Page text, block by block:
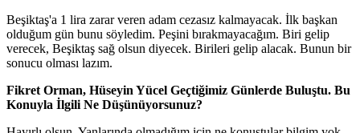
Beşiktaş'a 1 lira zarar veren adam cezasız kalmayacak. İlk başkan
olduğum gün bunu söyledim. Peşini bırakmayacağım. Biri gelip
verecek, Beşiktaş sağ olsun diyecek. Birileri gelip alacak. Bunun bir
sonucu olması lazım.
Fikret Orman, Hüseyin Yücel Geçtiğimiz Günlerde Buluştu. Bu
Konuyla İlgili Ne Düşünüyorsunuz?